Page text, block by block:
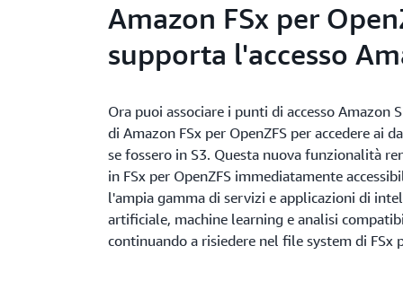
Amazon FSx per
supporta l'accesso
Ora puoi associare i punti di accesso Amazon
di Amazon FSx per OpenZFS per accedere ai
se fossero in S3. Questa nuova funzionalità
in FSx per OpenZFS immediatamente
l'ampia gamma di servizi e applicazioni di
artificiale, machine learning e analisi
continuando a risiedere nel file system di FSx